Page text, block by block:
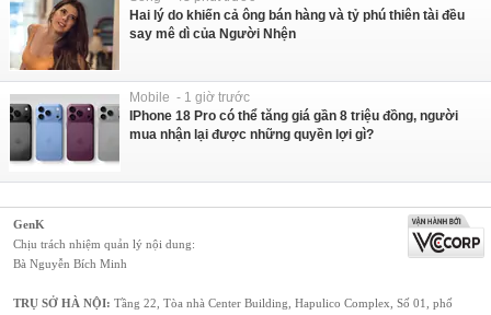
Hai lý do khiến cả ông bán hàng và tỷ phú thiên tài đều
say mê dì của Người Nhện
Mobile - 1 giờ trước
IPhone 18 Pro có thể tăng giá gần 8 triệu đồng, người
mua nhận lại được những quyền lợi gì?
GenK
Chịu trách nhiệm quản lý nội dung:
Bà Nguyễn Bích Minh
TRỤ SỞ HÀ NỘI: Tầng 22, Tòa nhà Center Building, Hapulico Complex, Số 01, phố